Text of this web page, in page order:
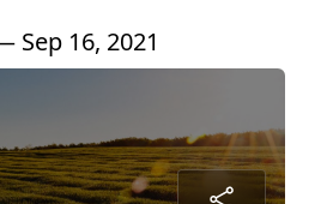
Sep 16, 2021